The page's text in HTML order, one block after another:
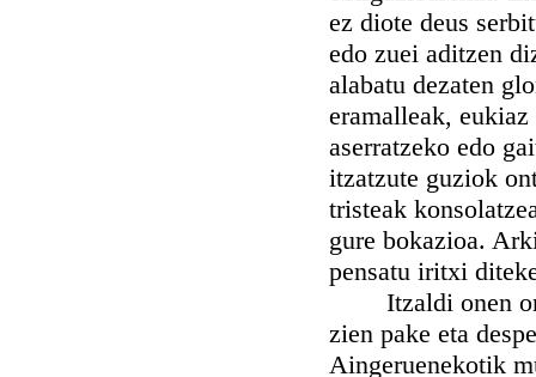
ez diote deus
edo zuei aditzen
alabatu dezaten
eramalleak,
aserratzeko edo
itzatzute guziok
tristeak
gure bokazioa.
pensatu iritxi
Itzaldi onen
zien pake eta
Aingeruenekotik